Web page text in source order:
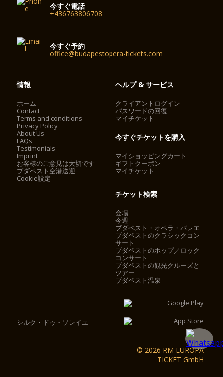
今すぐ電話
+436763806708
今すぐ予約
office@budapestopera-tickets.com
情報
ホーム
Contact
Terms and conditions
Privacy Policy
About Us
FAQs
Testimonials
Imprint
お客様のご意見は大切です
ブダペスト空港送迎
Cookie設定
ヘルプ & サービス
クライアントログイン
パスワードの回復
マイチケット
今すぐチケットを購入
マイショッピングカート
ギフトクーポン
マイチケット
チケット検索
会場
今週
ブダペスト・オペラ・バレエ
ブダペストのクラシックコン
サート
ブダペストのポップ／ロック
コンサート
ブダペストの観光クルーズと
ツアー
ブダペスト温泉
シルク・ドゥ・ソレイユ
© 2026 RM EUROPA
TICKET GmbH